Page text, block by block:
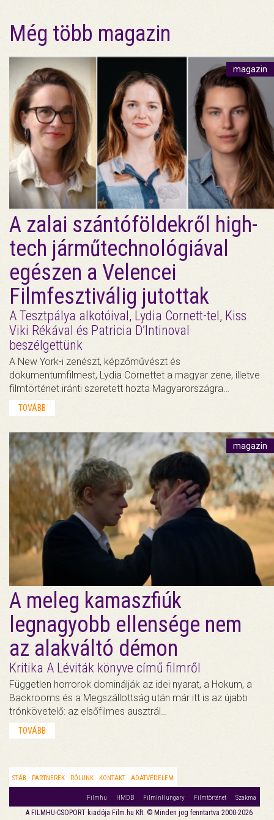
Még több magazin
magazin
A zalai szántóföldekről high-
tech járműtechnológiával
egészen a Velencei
Filmfesztiválig jutottak
A Tesztpálya alkotóival, Lydia Cornett-tel, Kiss
Viki Rékával és Patricia D’Intinoval
beszélgettünk
A New York-i zenészt, képzőművészt és
dokumentumfilmest, Lydia Cornettet a magyar zene, illetve
filmtörténet iránti szeretett hozta Magyarországra…
TOVÁBB
magazin
A meleg kamaszfiúk
legnagyobb ellensége nem
az alakváltó démon
Kritika A Léviták könyve című filmről
Független horrorok dominálják az idei nyarat, a Hokum, a
Backrooms és a Megszállottság után már itt is az újabb
trónkövetelő: az elsőfilmes ausztrál…
TOVÁBB
STÁB PARTNEREK RÓLUNK KONTAKT ADATVÉDELEM
Filmhu HMDB FilmInHungary Filmtörténet Szakma
A FILMHU-CSOPORT kiadója Film.hu Kft. © Minden jog fenntartva 2000-2026